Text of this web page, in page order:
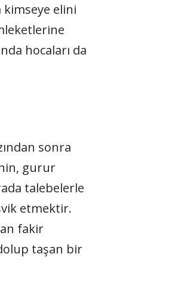
kimseye elini
hocaları da
sonra
gurur
talebelerle
etmektir.
fakir
taşan bir